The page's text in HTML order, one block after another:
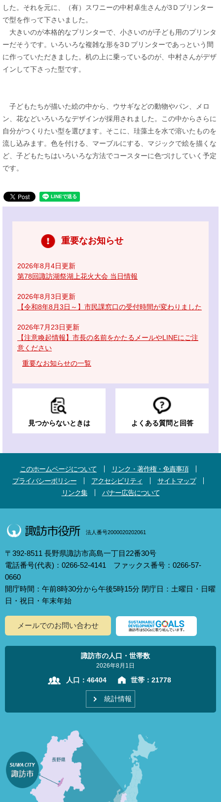
した。それを元に、（有）スワニーの中村卓生さんが3Ｄプリンター
で型を作って下さいました。
大きいのが本格的なプリンターで、小さいのが子ども用のプリンタ
ーだそうです。いろいろな複雑な形を3Ｄプリンターであっという間
に作っていただきました。机の上に乗っているのが、中村さんがデザ
インして下さった型です。
子どもたちが描いた絵の中から、ウサギなどの動物やパン、メロ
ン、花などいろいろなデザインが採用されました。この中からさらに
自分がつくりたい型を選びます。そこに、珪藻土を水で溶いたものを
流し込みます。色を付ける、マーブルにする、マジックで絵を描くな
ど、子どもたちはいろいろな方法でコースターに色づけしていく予定
です。
重要なお知らせ
2026年8月4日更新
第78回諏訪湖祭湖上花火大会 当日情報
2026年8月3日更新
【令和8年8月3日～】市民課窓口の受付時間が変わりました
2026年7月23日更新
【注意喚起情報】市長の名前をかたるメールやLINEにご注
意ください
重要なお知らせの一覧
見つからないときは よくある質問と回答
このホームページについて
リンク・著作権・免責事項
プライバシーポリシー
アクセシビリティ
サイトマップ
リンク集
バナー広告について
法人番号2000020202061
〒392-8511 長野県諏訪市高島一丁目22番30号
電話番号(代表)：0266-52-4141 ファックス番号：0266-57-
0660
開庁時間：午前8時30分から午後5時15分 閉庁日：土曜日・日曜
日・祝日・年末年始
メールでのお問い合わせ
諏訪市の人口・世帯数
2026年8月1日
人口： 46404 世帯： 21778
統計情報